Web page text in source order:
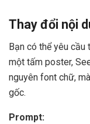
Thay đổi nội
Bạn có thể yêu
một tấm poster,
nguyên font chữ,
gốc.
Prompt: